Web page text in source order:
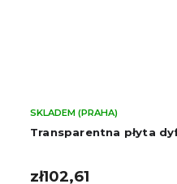
Transparentna płyta
SKLADEM (PRAHA)
zł102,61